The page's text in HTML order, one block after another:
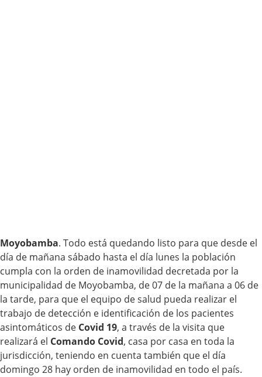
Moyobamba. Todo está quedando listo para que desde el
día de mañana sábado hasta el día lunes la población
cumpla con la orden de inamovilidad decretada por la
municipalidad de Moyobamba, de 07 de la mañana a 06 de
la tarde, para que el equipo de salud pueda realizar el
trabajo de detección e identificación de los pacientes
asintomáticos de Covid 19, a través de la visita que
realizará el Comando Covid, casa por casa en toda la
jurisdicción, teniendo en cuenta también que el día
domingo 28 hay orden de inamovilidad en todo el país.